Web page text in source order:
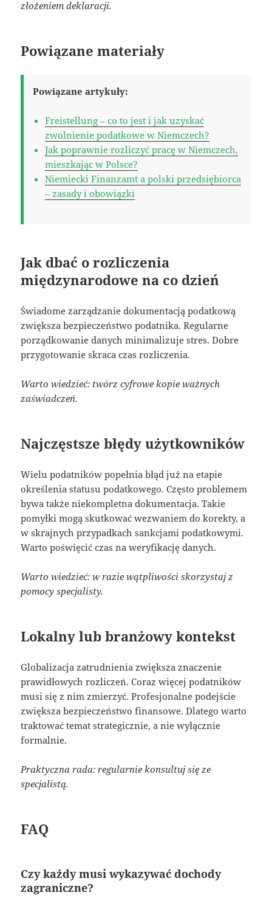
złożeniem deklaracji.
Powiązane materiały
Powiązane artykuły:
Freistellung – co to jest i jak uzyskać
zwolnienie podatkowe w Niemczech?
Jak poprawnie rozliczyć pracę w Niemczech,
mieszkając w Polsce?
Niemiecki Finanzamt a polski przedsiębiorca
– zasady i obowiązki
Jak dbać o rozliczenia
międzynarodowe na co dzień
Świadome zarządzanie dokumentacją podatkową
zwiększa bezpieczeństwo podatnika. Regularne
porządkowanie danych minimalizuje stres. Dobre
przygotowanie skraca czas rozliczenia.
Warto wiedzieć: twórz cyfrowe kopie ważnych
zaświadczeń.
Najczęstsze błędy użytkowników
Wielu podatników popełnia błąd już na etapie
określenia statusu podatkowego. Często problemem
bywa także niekompletna dokumentacja. Takie
pomyłki mogą skutkować wezwaniem do korekty, a
w skrajnych przypadkach sankcjami podatkowymi.
Warto poświęcić czas na weryfikację danych.
Warto wiedzieć: w razie wątpliwości skorzystaj z
pomocy specjalisty.
Lokalny lub branżowy kontekst
Globalizacja zatrudnienia zwiększa znaczenie
prawidłowych rozliczeń. Coraz więcej podatników
musi się z nim zmierzyć. Profesjonalne podejście
zwiększa bezpieczeństwo finansowe. Dlatego warto
traktować temat strategicznie, a nie wyłącznie
formalnie.
Praktyczna rada: regularnie konsultuj się ze
specjalistą.
FAQ
Czy każdy musi wykazywać dochody
zagraniczne?